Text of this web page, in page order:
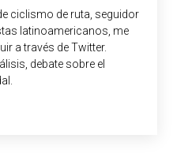
ciclismo de ruta, seguidor
latinoamericanos, me
a través de Twitter.
debate sobre el